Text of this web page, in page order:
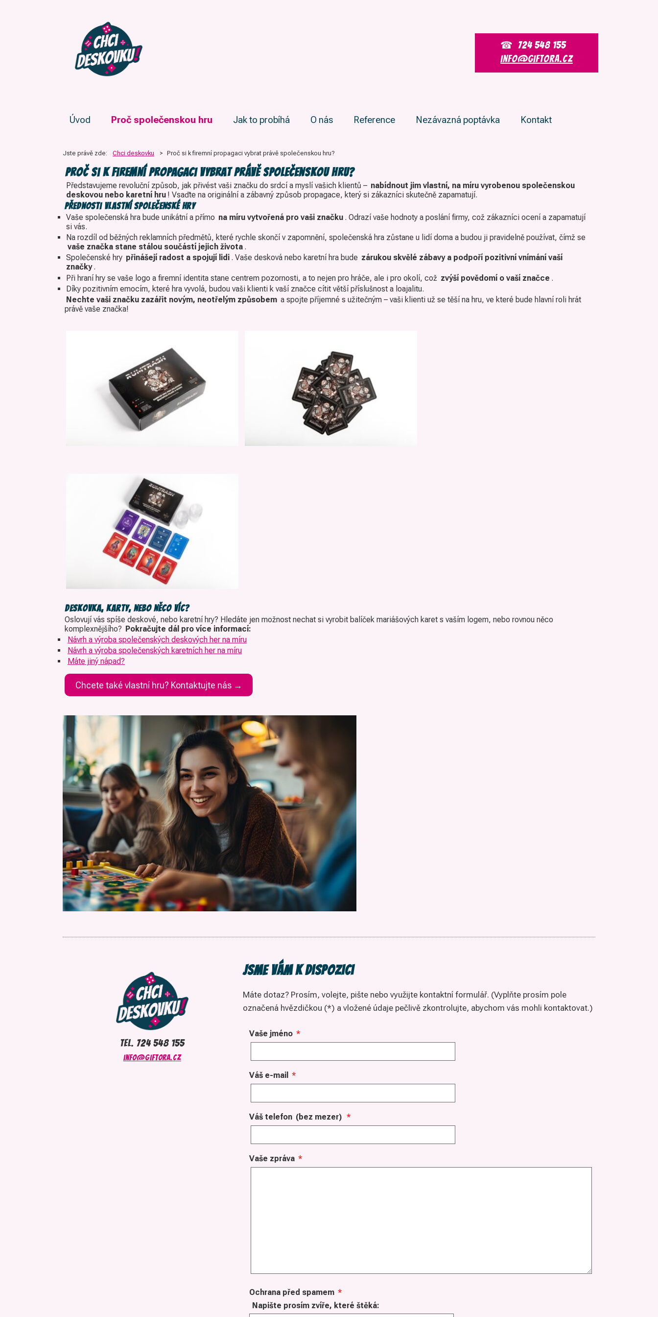
724 548 155
info@giftora.cz
Úvod Proč společenskou hru Jak to probíhá O nás Reference Nezávazná poptávka Kontakt
Jste právě zde: Chci deskovku > Proč si k firemní propagaci vybrat právě společenskou hru?
Proč si k firemní propagaci vybrat právě společenskou hru?
Představujeme revoluční způsob, jak přivést vaši značku do srdcí a myslí vašich klientů – nabídnout jim vlastní, na míru vyrobenou společenskou
deskovou nebo karetní hru ! Vsaďte na originální a zábavný způsob propagace, který si zákazníci skutečně zapamatují.
Přednosti vlastní společenské hry
Vaše společenská hra bude unikátní a přímo na míru vytvořená pro vaši značku . Odrazí vaše hodnoty a poslání firmy, což zákazníci ocení a zapamatují
si vás.
Na rozdíl od běžných reklamních předmětů, které rychle skončí v zapomnění, společenská hra zůstane u lidí doma a budou ji pravidelně používat, čímž se
vaše značka stane stálou součástí jejich života .
Společenské hry přinášejí radost a spojují lidi . Vaše desková nebo karetní hra bude zárukou skvělé zábavy a podpoří pozitivní vnímání vaší
značky .
Při hraní hry se vaše logo a firemní identita stane centrem pozornosti, a to nejen pro hráče, ale i pro okolí, což zvýší povědomí o vaší značce .
Díky pozitivním emocím, které hra vyvolá, budou vaši klienti k vaší značce cítit větší příslušnost a loajalitu.
Nechte vaši značku zazářit novým, neotřelým způsobem a spojte příjemné s užitečným – vaši klienti už se těší na hru, ve které bude hlavní roli hrát
právě vaše značka!
Deskovka, karty, nebo něco víc?
Oslovují vás spíše deskové, nebo karetní hry? Hledáte jen možnost nechat si vyrobit balíček mariášových karet s vaším logem, nebo rovnou něco
komplexnějšího? Pokračujte dál pro více informací:
Návrh a výroba společenských deskových her na míru
Návrh a výroba společenských karetních her na míru
Máte jiný nápad?
Chcete také vlastní hru? Kontaktujte nás →
tel. 724 548 155
info@giftora.cz
Jsme vám k dispozici
Máte dotaz? Prosím, volejte, pište nebo využijte kontaktní formulář. (Vyplňte prosím pole
označená hvězdičkou (*) a vložené údaje pečlivě zkontrolujte, abychom vás mohli kontaktovat.)
Vaše jméno *
Váš e-mail *
Váš telefon (bez mezer) *
Vaše zpráva *
Ochrana před spamem *
Napište prosím zvíře, které štěká: